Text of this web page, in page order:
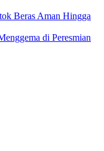
Beras Aman Hingga
di Peresmian